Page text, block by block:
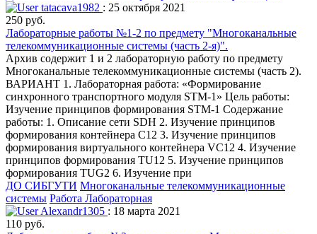
tatacava1982 : 25 октября 2021
250 руб.
Лабораторные работы №1-2 по предмету "Многоканальные
телекоммуникационные системы (часть 2-я)".
Архив содержит 1 и 2 лабораторную работу по предмету
Многоканальные телекоммуникационные системы (часть 2).
ВАРИАНТ 1. Лабораторная работа: «Формирование
синхронного транспортного модуля STM-1» Цель работы:
Изучение принципов формирования STM-1 Содержание
работы: 1. Описание сети SDH 2. Изучение принципов
формирования контейнера С12 3. Изучение принципов
формирования виртуального контейнера VС12 4. Изучение
принципов формирования TU12 5. Изучение принципов
формирования TUG2 6. Изучение при
ДО СИБГУТИ Многоканальные телекоммуникационные
системы Работа Лабораторная
Alexandr1305 : 18 марта 2021
110 руб.